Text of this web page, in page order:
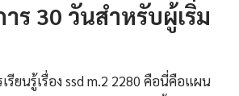
ร 30 วันสำหรับผู้เริ่ม
รียนรู้เรื่อง ssd m.2 2280 คือนี่คือแผน